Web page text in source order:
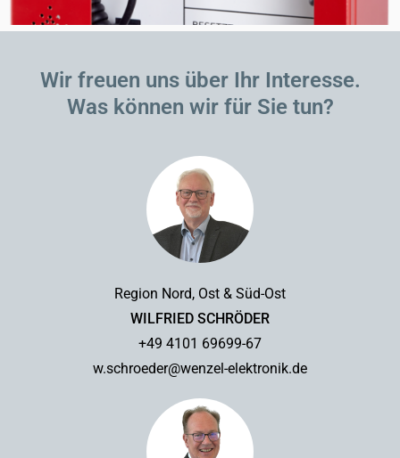
Wir freuen uns über Ihr Interesse.
Was können wir für Sie tun?
Region Nord, Ost & Süd-Ost
WILFRIED SCHRÖDER
+49 4101 69699-67
w.schroeder@wenzel-elektronik.de